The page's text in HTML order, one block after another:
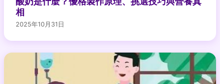
相
2025年10月31日